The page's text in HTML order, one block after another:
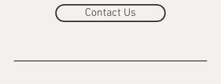
Contact Us